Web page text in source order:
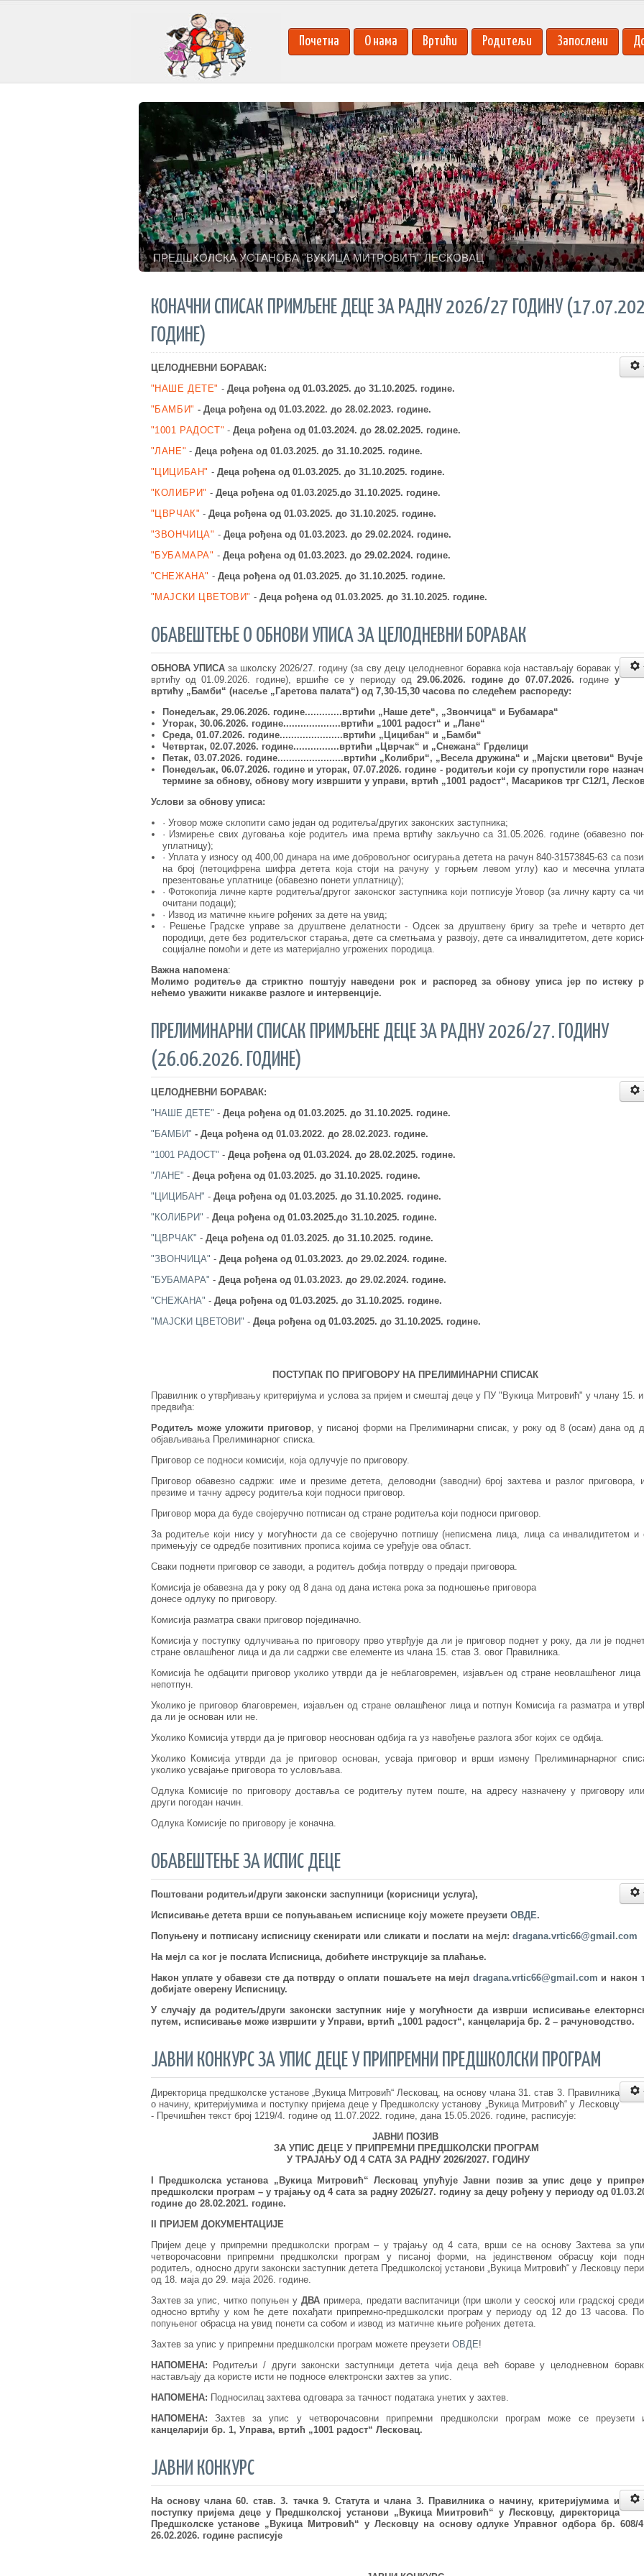
Почетна О нама Вртићи Родитељи Запослени
ПРЕДШКОЛСКА УСТАНОВА ''ВУКИЦА МИТРОВИЋ'' ЛЕСКОВАЦ
КОНАЧНИ СПИСАК ПРИМЉЕНЕ ДЕЦЕ ЗА РАДНУ 2026/27 ГОДИНУ
ГОДИНЕ)
ЦЕЛОДНЕВНИ БОРАВАК:
"НАШЕ ДЕТЕ" -Деца рођена од 01.03.2025.до 31.10.2025. године.
"БАМБИ" - Деца рођена од 01.03.2022. до 28.02.2023. године.
"1001 РАДОСТ" -Деца рођена од 01.03.2024.до 28.02.2025. године.
"ЛАНЕ" -Деца рођена од 01.03.2025.до 31.10.2025. године.
"ЦИЦИБАН" - Деца рођена од 01.03.2025. до 31.10.2025. године.
"КОЛИБРИ" - Деца рођена од 01.03.2025.до 31.10.2025. године.
"ЦВРЧАК" -Деца рођена од 01.03.2025. до 31.10.2025. године.
"ЗВОНЧИЦА" - Деца рођена од 01.03.2023. до 29.02.2024. године.
"БУБАМАРА" - Деца рођена од 01.03.2023. до 29.02.2024. године.
"СНЕЖАНА" - Деца рођена од 01.03.2025. до 31.10.2025. године.
"МАЈСКИ ЦВЕТОВИ" -Деца рођена од 01.03.2025. до 31.10.2025. године.
ОБАВЕШТЕЊЕ О ОБНОВИ УПИСА ЗА ЦЕЛОДНЕВНИ БОРАВАК
ОБНОВА УПИСАза школску 2026/27. годину (за сву децу целодневног боравка која настављају боравак у
вртићу од 01.09.2026. године), вршиће се у периоду од29.06.2026. годинедо 07.07.2026. године у
вртићу „Бамби“ (насеље „Гаретова палата“) од 7,30-15,30 часова по следећем распореду:
Понедељак, 29.06.2026. године.............вртићи „Наше дете“, „Звончица“ и Бубамара“
Уторак, 30.06.2026. године....................вртићи „1001 радост“ и „Лане“
Среда, 01.07.2026. године......................вртићи „ Цицибан“ и „ Бамби“
Четвртак, 02.07.2026. године................вртићи „ Цврчак“ и „Снежана“ Грделици
Петак, 03.07.2026. године.......................вртићи „ Колибри“, „Весела дружина“ и „Мајски цветови“ Вучје
Понедељак, 06.07.2026. године и уторак, 07.07.2026. године - родитељи који су пропустили горе
термине за обнову, обнову могу извршити у управи, вртић „1001 радост“, Масариков трг С12/1,
Услови за обнову уписа:
· Уговор може склопити само један од родитеља/других законских заступника;
· Измирење свих дуговања које родитељ има према вртићу закључно са 31.05.2026. године (обавезно
уплатницу);
· Уплата у износу од 400,00 динара на име добровољног осигурања детета на рачун 840-31573845-63 са
на број (петоцифрена шифра детета која стоји на рачуну у горњем левом углу) као и месечна
презентовање уплатнице (обавезно понети уплатницу);
· Фотокопија личне карте родитеља/другог законског заступника који потписује Уговор (за личну карту са
очитани подаци);
· Извод из матичне књиге рођених за дете на увид;
· Решење Градске управе за друштвене делатности - Одсек за друштвену бригу за треће и четврто
породици, дете без родитељског старања, дете са сметњама у развоју, дете са инвалидитетом, дете
социјалне помоћи и дете из материјално угрожених породица.
Важна напомена:
Молимо родитеље да стриктно поштују наведени рок и распоред за обнову уписа јер по истеку
нећемо уважити никакве разлоге и интервенције.
ПРЕЛИМИНАРНИ СПИСАК ПРИМЉЕНЕ ДЕЦЕ ЗА РАДНУ 2026/27. ГОДИНУ
(26.06.2026. ГОДИНЕ)
ЦЕЛОДНЕВНИ БОРАВАК:
"НАШЕ ДЕТЕ" - Деца рођена од 01.03.2025. до 31.10.2025. године.
"БАМБИ" - Деца рођена од 01.03.2022. до 28.02.2023. године.
"1001 РАДОСТ" - Деца рођена од 01.03.2024. до 28.02.2025. године.
"ЛАНЕ" - Деца рођена од 01.03.2025. до 31.10.2025. године.
"ЦИЦИБАН" - Деца рођена од 01.03.2025. до 31.10.2025. године.
"КОЛИБРИ" - Деца рођена од 01.03.2025.до 31.10.2025. године.
"ЦВРЧАК" - Деца рођена од 01.03.2025. до 31.10.2025. године.
"ЗВОНЧИЦА" - Деца рођена од 01.03.2023. до 29.02.2024. године.
"БУБАМАРА" - Деца рођена од 01.03.2023. до 29.02.2024. године.
"СНЕЖАНА" - Деца рођена од 01.03.2025. до 31.10.2025. године.
"МАЈСКИ ЦВЕТОВИ" - Деца рођена од 01.03.2025. до 31.10.2025. године.
ПОСТУПАК ПО ПРИГОВОРУ НА ПРЕЛИМИНАРНИ СПИСАК
Правилник о утврђивању критеријума и услова за пријем и смештај деце у ПУ "Вукица Митровић" у члану 15.
предвиђа:
Родитељ може уложити приговор, у писаној форми на Прелиминарни списак, у року од 8 (осам) дана од
објављивања Прелиминарног списка.
Приговор се подноси комисији, која одлучује по приговору.
Приговор обавезно садржи: име и презиме детета, деловодни (заводни) број захтева и разлог приговора,
презиме и тачну адресу родитеља који подноси приговор.
Приговор мора да буде својеручно потписан од стране родитеља који подноси приговор.
За родитеље који нису у могућности да се својеручно потпишу (неписмена лица, лица са инвалидитетом и
примењују се одредбе позитивних прописа којима се уређује ова област.
Сваки поднети приговор се заводи, а родитељ добија потврду о предаји приговора.
Комисија је обавезна да у року од 8 дана од дана истека рока за подношење приговора
донесе одлуку по приговору.
Комисија разматра сваки приговор појединачно.
Комисија у поступку одлучивања по приговору прво утврђује да ли је приговор поднет у року, да ли је
стране овлашћеног лица и да ли садржи све елементе из члана 15. став 3. овог Правилника.
Комисија ће одбацити приговор уколико утврди да је неблаговремен, изјављен од стране неовлашћеног лица
непотпун.
Уколико је приговор благовремен, изјављен од стране овлашћеног лица и потпун Комисија га разматра и
да ли је основан или не.
Уколико Комисија утврди да је приговор неоснован одбија га уз навођење разлога због којих се одбија.
Уколико Комисија утврди да је приговор основан, усваја приговор и врши измену Прелиминарнарног
уколико усвајање приговора то условљава.
Одлука Комисије по приговору доставља се родитељу путем поште, на адресу назначену у приговору
други погодан начин.
Одлука Комисије по приговору је коначна.
ОБАВЕШТЕЊЕ ЗА ИСПИС ДЕЦЕ
Поштовани родитељи/други законски заспупници (корисници услуга),
Исписивање детета врши се попуњавањем исписнице коју можете преузети ОВДЕ.
Попуњену и потписану исписницу скенирати или сликати и послати на мејл: dragana.vrtic66@gmail.com
На мејл са ког је послата Исписница, добићете инструкције за плаћање.
Након уплате у обавези сте да потврду о оплати пошаљете на мејл dragana.vrtic66@gmail.com и након
добијате оверену Исписницу.
У случају да родитељ/други законски заступник није у могућности да изврши исписивање
путем, исписивање може извршити у Управи, вртић „1001 радост“, канцеларија бр. 2 – рачуноводство.
ЈАВНИ КОНКУРС ЗА УПИС ДЕЦЕ У ПРИПРЕМНИ ПРЕДШКОЛСКИ ПРОГРАМ
Директорица предшколске установе „Вукица Митровић“ Лесковац, на основу члана 31. став 3. Правилника
о начину, критеријумима и поступку пријема деце у Предшколску установу „Вукица Митровић“ у Лесковцу
- Пречишћен текст број 1219/4. године од 11.07.2022. године, дана 15.05.2026. године, расписује:
ЈАВНИ ПОЗИВ
ЗА УПИС ДЕЦЕ У ПРИПРЕМНИ ПРЕДШКОЛСКИ ПРОГРАМ
У ТРАЈАЊУ ОД 4 САТА ЗА РАДНУ 2026/2027. ГОДИНУ
I Предшколска установа „Вукица Митровић“ Лесковац упућује Јавни позив за упис деце у
предшколски програм – у трајању од 4 сата за радну 2026/27. годину за децу рођену у периоду од
године до 28.02.2021. године.
II ПРИЈЕМ ДОКУМЕНТАЦИЈЕ
Пријем деце у припремни предшколски програм – у трајању од 4 сата, врши се на основу Захтева за
четворочасовни припремни предшколски програм у писаној форми, на јединственом обрасцу који
родитељ, односно други законски заступник детета Предшколској установи „Вукица Митровић“ у Лесковцу
од 18. маја до 29. маја 2026. године.
Захтев за упис, читко попуњен у ДВАпримера, предати васпитачици (при школи у сеоској или градској
односно вртићу у ком ће дете похађати припремно-предшколски програм у периоду од 12 до 13 часова.
попуњеног обрасца на увид понети са собом и извод из матичне књиге рођених детета.
Захтев за упис у припремни предшколски програм можете преузети ОВДЕ!
НАПОМЕНА:
Родитељи / други законски заступници детета чија деца већ бораве у целодневном
настављају да користе исти не подносе електронски захтев за упис.
НАПОМЕНА: Подносилац захтева одговара за тачност података унетих у захтев.
НАПОМЕНА: Захтев за упис у четворочасовни припремни предшколски програм може се преузети
канцеларији бр. 1, Управа, вртић „1001 радост“ Лесковац.
ЈАВНИ КОНКУРС
На основу члана 60. став. 3. тачка 9. Статута и члана 3. Правилника о начину, критеријумима и
поступку пријема деце у Предшколској установи „Вукица Миитровић“ у Лесковцу, директорица
Предшколске установе „ Вукица Митровић“ у Лесковцу на основу одлуке Управног одбора бр. 608/
26.02.2026. године расписује